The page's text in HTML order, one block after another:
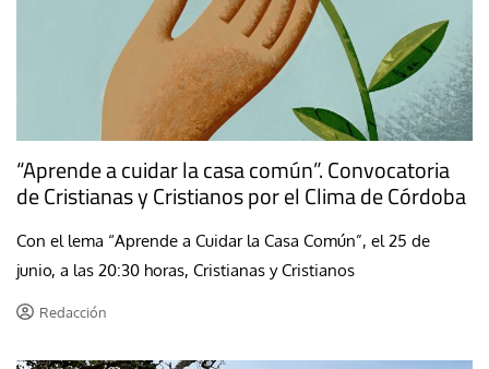
“Aprende a cuidar la casa común”. Convocatoria
de Cristianas y Cristianos por el Clima de Córdoba
Con el lema “Aprende a Cuidar la Casa Común”, el 25 de
junio, a las 20:30 horas, Cristianas y Cristianos
Redacción